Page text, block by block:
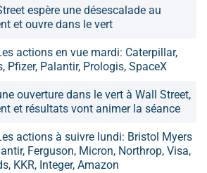
espère une désescalade au
et ouvre dans le vert
actions en vue mardi: Caterpillar,
Pfizer, Palantir, Prologis, SpaceX
ouverture dans le vert à Wall Street,
et résultats vont animer la séance
actions à suivre lundi: Bristol Myers
Ferguson, Micron, Northrop, Visa,
KKR, Integer, Amazon